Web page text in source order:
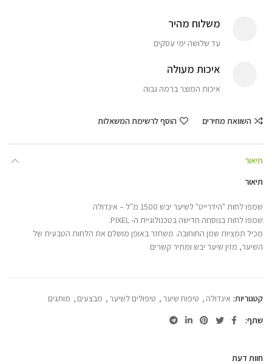
משלוח מהיר
עד שלושה ימי עסקים
איכות מעולה
איכות המוצר ברמה גבוה
השוואת מחירים הוסף לרשימת המשאלות
תיאור
תיאור
שמפו לחות "הידרייט" לשיער יבש 1500 מ"ל – אינדולה
שמפו לחות בנוסחה חדישה בטכנולוגיית ה- PIXEL.
מכיל תמציות שמן החוחובה. משחזר באופן מושלם את הלחות הטבעית של
השיער, מזין שיער יבש ומתיר קשרים
קטגוריות: אינדולה , טיפוח שיער , טיפולים לשיער , מבצעים , מותגים
שתף
חוות דעת